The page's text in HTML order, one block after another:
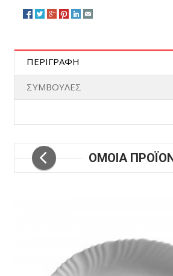
ΠΕΡΙΓΡΑΦΗ
ΣΥΜΒΟΥΛΕΣ
ΟΜΟΙΑ